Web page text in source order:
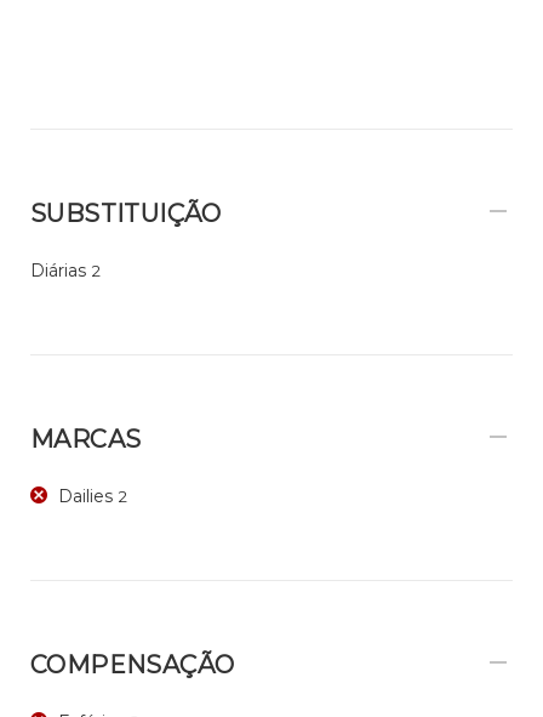
SUBSTITUIÇÃO
Diárias 2
MARCAS
Dailies 2
COMPENSAÇÃO